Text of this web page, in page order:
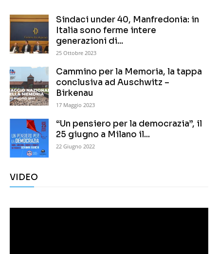
Sindaci under 40, Manfredonia: in
Italia sono ferme intere
generazioni di...
25 Ottobre 2023
Cammino per la Memoria, la tappa
conclusiva ad Auschwitz –
Birkenau
17 Maggio 2023
“Un pensiero per la democrazia”, il
25 giugno a Milano il...
22 Giugno 2022
VIDEO